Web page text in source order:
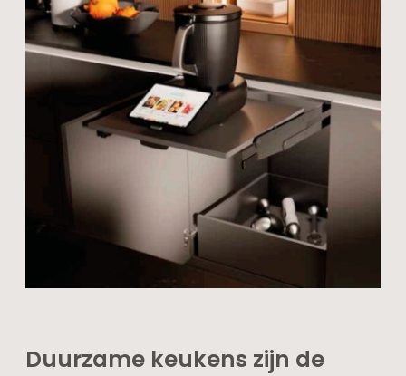
Duurzame keukens zijn de